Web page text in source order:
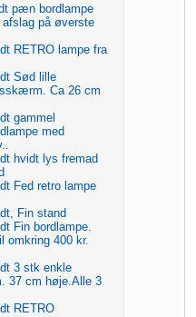
pæn bordlampe
på øverste
RETRO lampe fra
Sød lille
Ca 26 cm
gammel
med
hvidt lys fremad
Fed retro lampe
Fin stand
Fin bordlampe.
omkring 400 kr.
3 stk enkle
37 cm høje.Alle 3
RETRO